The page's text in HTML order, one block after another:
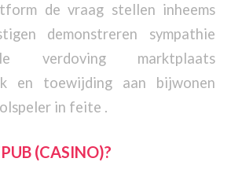
de vraag stellen inheems
demonstreren sympathie
verdoving marktplaats
en toewijding aan bijwonen
in feite .
(CASINO)?